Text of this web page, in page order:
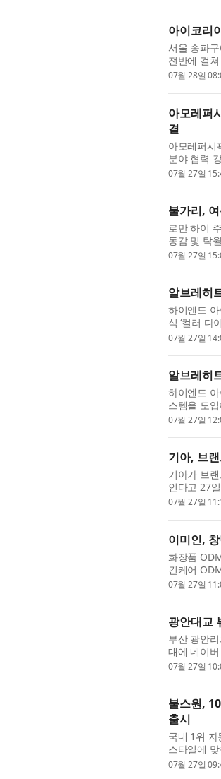
아이코리
서울 송파
전반에 걸
아이코리아
07월 28일
아모레퍼
결
아모레퍼시
분야 협력
탕으로 전문
07월 27일
불가리,
로만 하이
동감 및 탁
트리 컬러
07월 27일
알브레히
하이엔드
식 ‘컬러 다
트 뒤러가
07월 27일
알브레히
하이엔드
스템을 도
은 화이트,
07월 27일
기아, 브
기아가 브
인다고 27
학과 감성을
07월 27일
이미인,
화장품
킨케어
를 바탕으로
07월 27일
광안대교
부산 광안
대에 네이
에 광안대교
07월 27일
불스원,
출시
국내 1위
스타일에
언센트 에어
07월 27일